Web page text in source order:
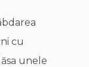
cu
unele